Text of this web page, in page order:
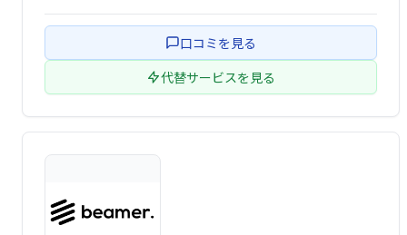
とコンバージョン率アップに貢献します。
口コミを見る
代替サービスを見る